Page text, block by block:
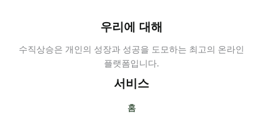
우리에 대해
수직상승은 개인의 성장과 성공을 도모하는 최고의 온라인
플랫폼입니다.
서비스
홈